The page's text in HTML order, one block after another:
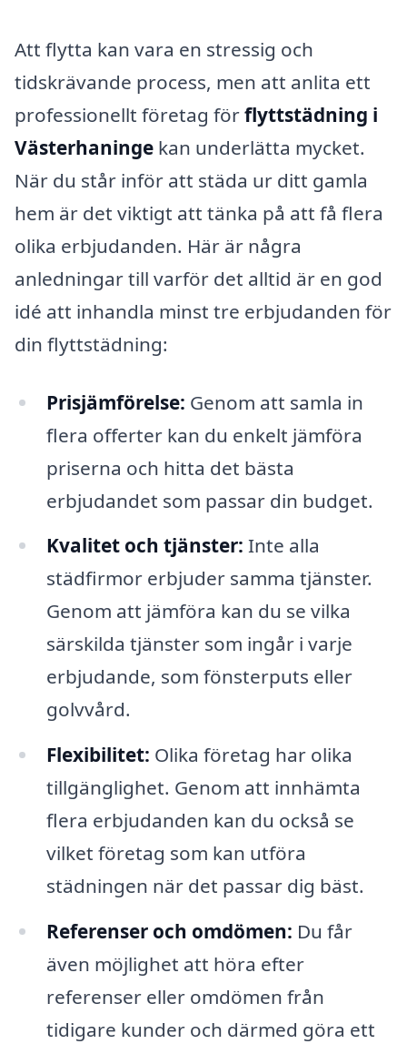
Att flytta kan vara en stressig och
tidskrävande process, men att anlita ett
professionellt företag förflyttstädning i
Västerhaninge kan underlätta mycket.
När du står inför att städa ur ditt gamla
hem är det viktigt att tänka på att få flera
olika erbjudanden. Här är några
anledningar till varför det alltid är en god
idé att inhandla minst tre erbjudanden för
din flyttstädning:
Prisjämförelse: Genom att samla in
flera offerter kan du enkelt jämföra
priserna och hitta det bästa
erbjudandet som passar din budget.
Kvalitet och tjänster: Inte alla
städfirmor erbjuder samma tjänster.
Genom att jämföra kan du se vilka
särskilda tjänster som ingår i varje
erbjudande, som fönsterputs eller
golvvård.
Flexibilitet: Olika företag har olika
tillgänglighet. Genom att innhämta
flera erbjudanden kan du också se
vilket företag som kan utföra
städningen när det passar dig bäst.
Referenser och omdömen: Du får
även möjlighet att höra efter
referenser eller omdömen från
tidigare kunder och därmed göra ett